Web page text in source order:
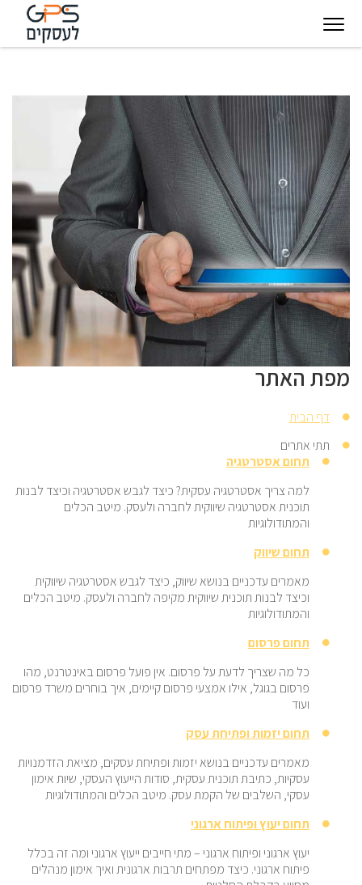
עסקיות מצפן
להצלחה
מפת האתר
דף הבית
תתי אתרים
תחום אסטרטגיה
למה צריך אסטרטגיה עסקית? כיצד לגבש אסטרטגיה וכיצד לבנות
תוכנית אסטרטגיה שיווקית לחברה ולעסק. מיטב הכלים
והמתודולוגיות
תחום שיווק
מאמרים עדכניים בנושא שיווק, כיצד לגבש אסטרטגיה שיווקית
וכיצד לבנות תוכנית שיווקית מקיפה לחברה ולעסק. מיטב הכלים
והמתודולוגיות
תחום פרסום
כל מה שצריך לדעת על פרסום. אין פועל פרסום באינטרנט, מהו
פרסום בגוגל, אילו אמצעי פרסום קיימים, איך בוחרים משרד פרסום
ועוד
תחום יזמות ופתיחת עסק
מאמרים עדכניים בנושא יזמות ופתיחת עסקים, מציאת הזדמנויות
עסקיות, כתיבת תוכנית עסקית, סודות הייעוץ העסקי, שיות אימון
עסקי, השלבים של הקמת עסק. מיטב הכלים והמתודולוגיות
תחום יעוץ ופיתוח ארגוני
יעוץ ארגוני ופיתוח ארגוני – מתי חייבים ייעוץ ארגוני ומה זה בכלל
פיתוח ארגוני. כיצד מפתחים תרבות ארגונית ואיך אימון מנהלים